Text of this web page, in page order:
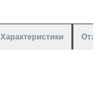
Характеристики